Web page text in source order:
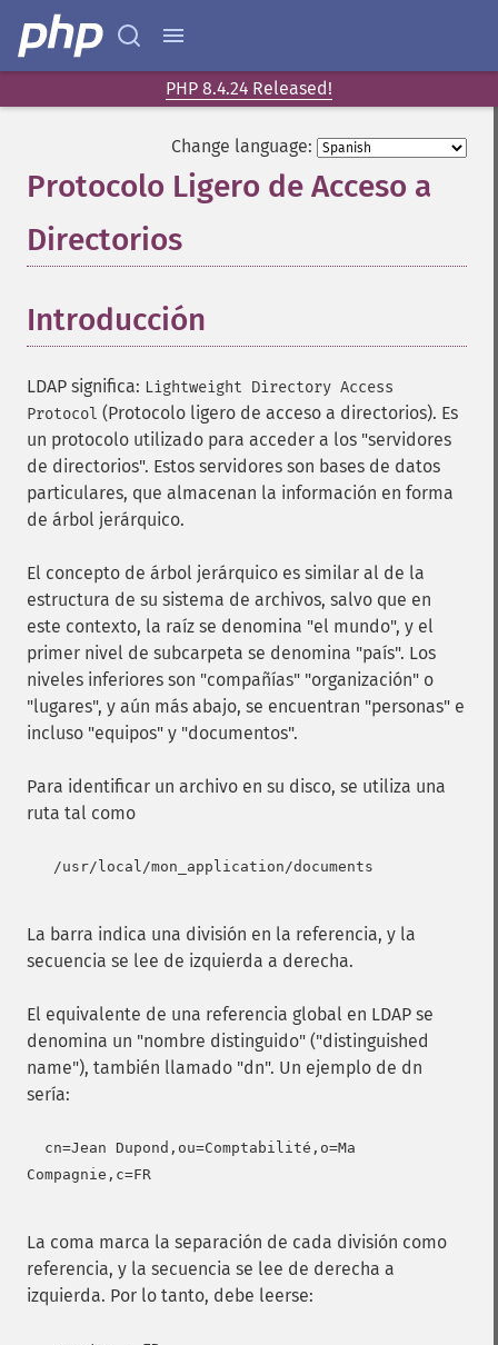
PHP 8.4.24 Released!
Change language:
Protocolo Ligero de Acceso a
Directorios
Introducción
LDAP significa: Lightweight Directory Access
Protocol (Protocolo ligero de acceso a directorios). Es
un protocolo utilizado para acceder a los "servidores
de directorios". Estos servidores son bases de datos
particulares, que almacenan la información en forma
de árbol jerárquico.
El concepto de árbol jerárquico es similar al de la
estructura de su sistema de archivos, salvo que en
este contexto, la raíz se denomina "el mundo", y el
primer nivel de subcarpeta se denomina "país". Los
niveles inferiores son "compañías" "organización" o
"lugares", y aún más abajo, se encuentran "personas" e
incluso "equipos" y "documentos".
Para identificar un archivo en su disco, se utiliza una
ruta tal como
La barra indica una división en la referencia, y la
secuencia se lee de izquierda a derecha.
El equivalente de una referencia global en LDAP se
denomina un "nombre distinguido" ("distinguished
name"), también llamado "dn". Un ejemplo de dn
sería:
Compagnie,c=FR
La coma marca la separación de cada división como
referencia, y la secuencia se lee de derecha a
izquierda. Por lo tanto, debe leerse: